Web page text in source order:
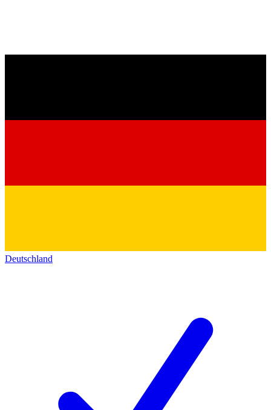
Deutschland